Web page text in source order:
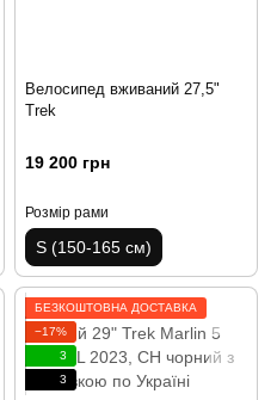
Велосипед вживаний 27,5"
Trek
19 200 грн
Розмір рами
S (150-165 см)
БЕЗКОШТОВНА ДОСТАВКА
−17%
3
3